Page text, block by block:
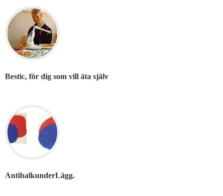
Bestic, för dig som vill äta själv
AntihalkunderLägg.